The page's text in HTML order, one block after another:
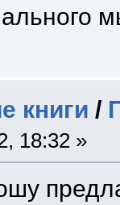
книги /
18:32 »